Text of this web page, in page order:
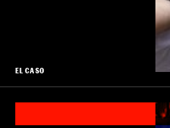
EL CASO